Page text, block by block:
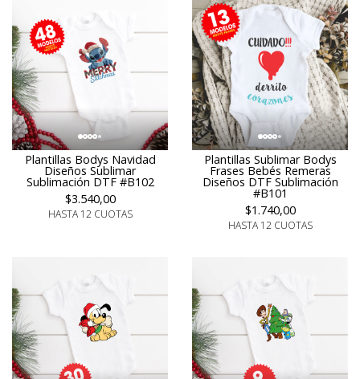
Plantillas Bodys Navidad
Diseños Sublimar
Sublimación DTF #B102
$3.540,00
HASTA 12 CUOTAS
Plantillas Sublimar Bodys
Frases Bebés Remeras
Diseños DTF Sublimación
#B101
$1.740,00
HASTA 12 CUOTAS